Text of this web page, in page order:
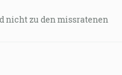
nicht zu den missratenen